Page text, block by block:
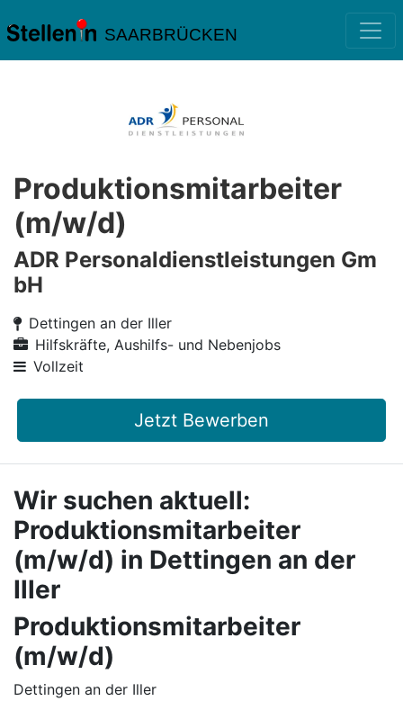
SAARBRÜCKEN
Produktionsmitarbeiter
(m/w/d)
ADR Personaldienstleistungen Gm
bH
Dettingen an der Iller
Hilfskräfte, Aushilfs- und Nebenjobs
Vollzeit
Jetzt Bewerben
Wir suchen aktuell:
Produktionsmitarbeiter
(m/w/d) in Dettingen an der
Iller
Produktionsmitarbeiter
(m/w/d)
Dettingen an der Iller